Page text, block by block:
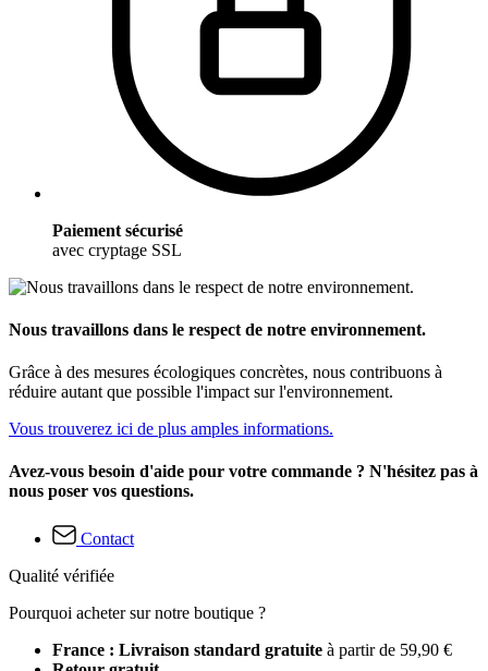
Paiement sécurisé
avec cryptage SSL
Nous travaillons dans le respect de notre environnement.
Grâce à des mesures écologiques concrètes, nous contribuons à
réduire autant que possible l'impact sur l'environnement.
Vous trouverez ici de plus amples informations.
Avez-vous besoin d'aide pour votre commande ? N'hésitez pas à
nous poser vos questions.
Contact
Qualité vérifiée
Pourquoi acheter sur notre boutique ?
France : Livraison standard gratuite à partir de 59,90 €